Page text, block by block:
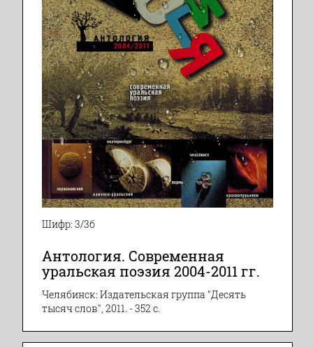
Шифр: 3/3б
Антология. Современная
уральская поэзия 2004-2011 гг.
Челябинск: Издательская группа "Десять
тысяч слов", 2011. - 352 с.